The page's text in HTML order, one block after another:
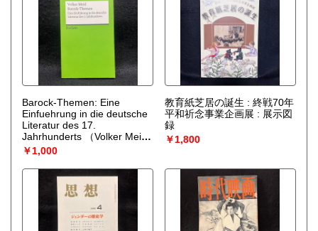
Barock-Themen: Eine
Einfuehrung in die deutsche
Literatur des 17.
Jahrhunderts
（Volker Meid
(著)）
￥1,000
教育紙芝居の誕生 : 終戦70年
平和祈念事業企画展 : 展示図
録
￥1,800